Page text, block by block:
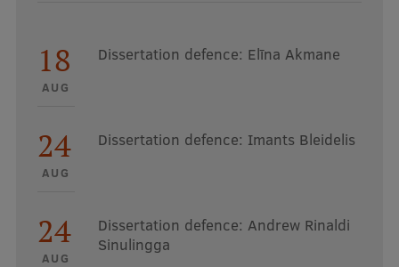
18
AUG
Dissertation defence: Elīna Akmane
24
AUG
Dissertation defence: Imants Bleidelis
24
AUG
Dissertation defence: Andrew Rinaldi
Sinulingga